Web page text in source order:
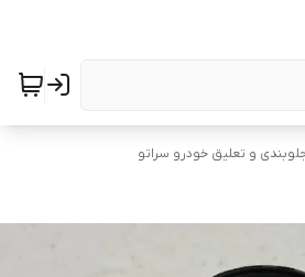
و تعلیق خودرو سراتو